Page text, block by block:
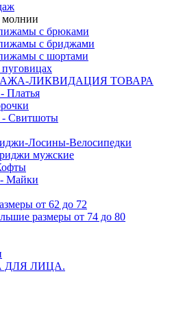
молнии
с брюками
с бриджами
с шортами
ЛИКВИДАЦИЯ ТОВАРА
Платья
- Свитшоты
Лосины-Велосипедки
мужские
Майки
от 62 до 72
размеры от 74 до 80
ДЛЯ ЛИЦА.